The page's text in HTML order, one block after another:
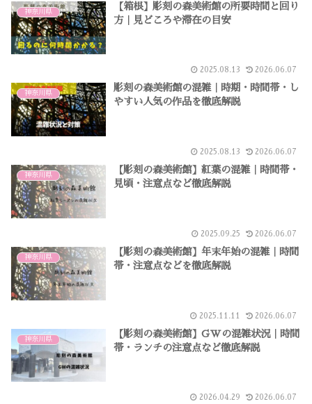
神奈川県
【箱根】彫刻の森美術館の所要時間と回り
方｜見どころや滞在の目安
2025.08.13 2026.06.07
神奈川県
彫刻の森美術館の混雑｜時期・時間帯・し
やすい人気の作品を徹底解説
2025.08.13 2026.06.07
神奈川県
【彫刻の森美術館】紅葉の混雑｜時間帯・
見頃・注意点など徹底解説
2025.09.25 2026.06.07
神奈川県
【彫刻の森美術館】年末年始の混雑｜時間
帯・注意点などを徹底解説
2025.11.11 2026.06.07
神奈川県
【彫刻の森美術館】GWの混雑状況｜時間
帯・ランチの注意点など徹底解説
2026.04.29 2026.06.07